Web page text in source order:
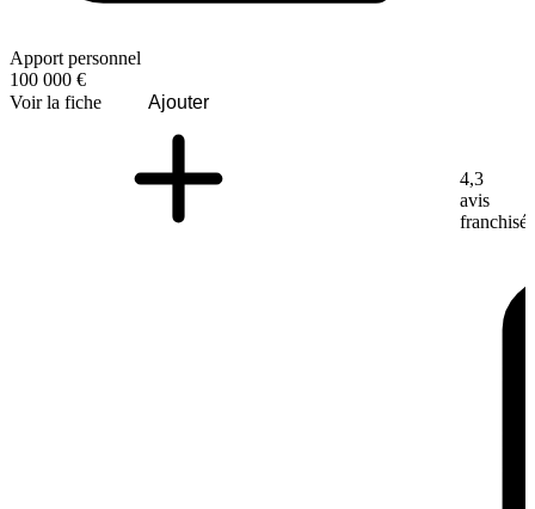
Apport personnel
100 000 €
Voir la fiche
Ajouter
4,3
avis
franchisé